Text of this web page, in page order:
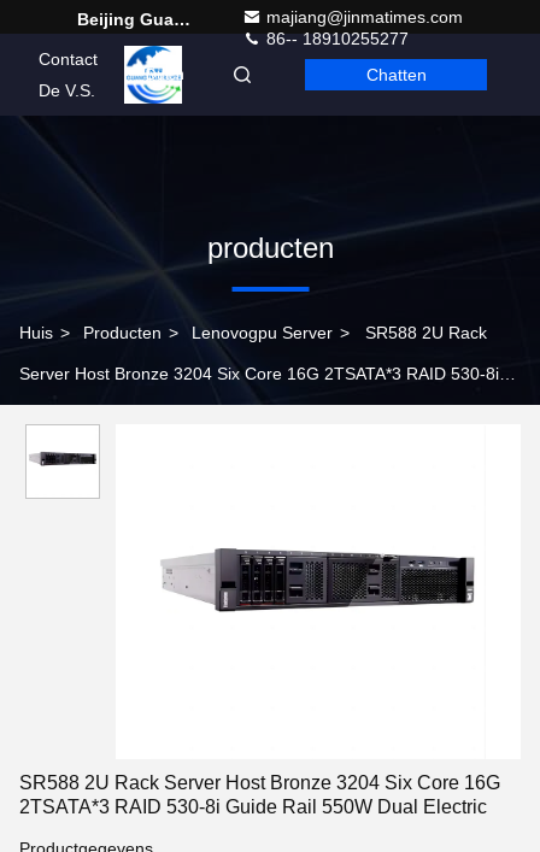
Beijing Guangtian Runze Technology Co., Ltd.
majiang@jinmatimes.com
86-- 18910255277
Contact
De V.S.
Dutch Chatten
producten
Huis > Producten > Lenovogpu Server > SR588 2U Rack
Server Host Bronze 3204 Six Core 16G 2TSATA*3 RAID 530-8i
SR588 2U Rack Server Host Bronze 3204 Six Core 16G
2TSATA*3 RAID 530-8i Guide Rail 550W Dual Electric